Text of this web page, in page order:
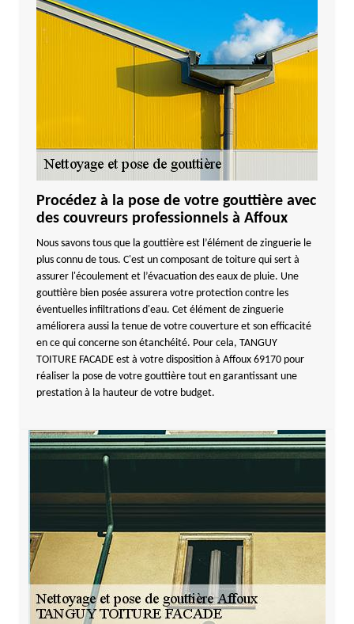
Procédez à la pose de votre gouttière avec
des couvreurs professionnels à Affoux
Nous savons tous que la gouttière est l’élément de zinguerie le
plus connu de tous. C'est un composant de toiture qui sert à
assurer l'écoulement et l’évacuation des eaux de pluie. Une
gouttière bien posée assurera votre protection contre les
éventuelles infiltrations d'eau. Cet élément de zinguerie
améliorera aussi la tenue de votre couverture et son efficacité
en ce qui concerne son étanchéité. Pour cela, TANGUY
TOITURE FACADE est à votre disposition à Affoux 69170 pour
réaliser la pose de votre gouttière tout en garantissant une
prestation à la hauteur de votre budget.